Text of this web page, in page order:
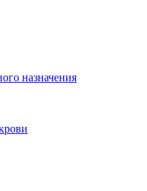
назначения